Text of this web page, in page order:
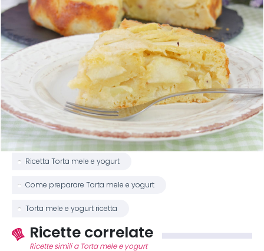
Ricetta Torta mele e yogurt
Come preparare Torta mele e yogurt
Torta mele e yogurt ricetta
Ricette correlate
Ricette simili a Torta mele e yogurt